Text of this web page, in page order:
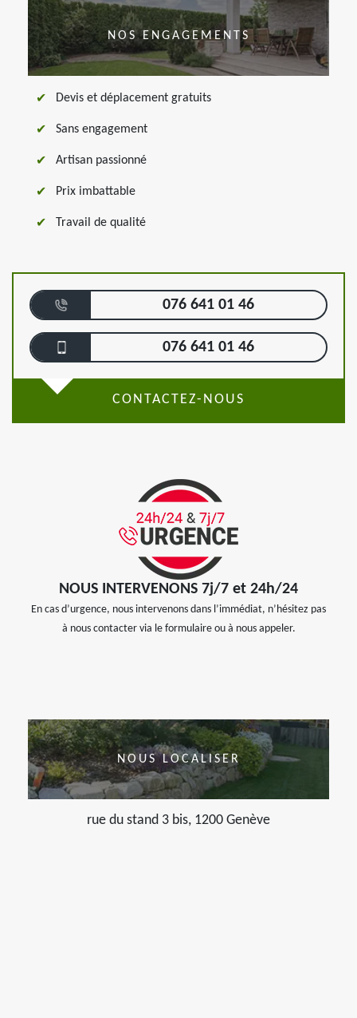
NOS ENGAGEMENTS
Devis et déplacement gratuits
Sans engagement
Artisan passionné
Prix imbattable
Travail de qualité
076 641 01 46
076 641 01 46
CONTACTEZ-NOUS
NOUS INTERVENONS 7j/7 et 24h/24
En cas d’urgence, nous intervenons dans l’immédiat, n’hésitez pas
à nous contacter via le formulaire ou à nous appeler.
NOUS LOCALISER
rue du stand 3 bis, 1200 Genève